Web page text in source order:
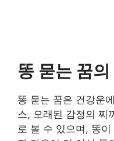
똥 묻는 꿈
똥 묻는 꿈은 건강운
스, 오래된 감정의 찌
로 볼 수 있으며, 똥